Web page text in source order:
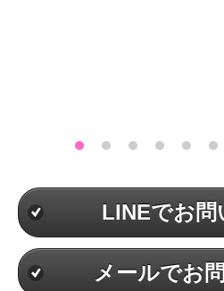
LINEでお問
メールでお